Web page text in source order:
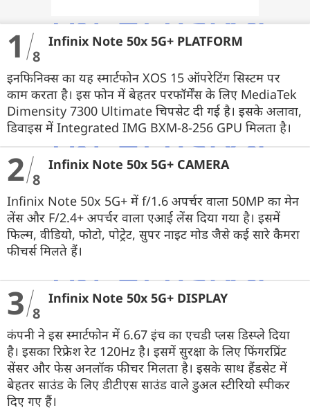
1 8
Infinix Note 50x 5G+ PLATFORM
इनफिनिक्स का यह स्मार्टफोन XOS 15 ऑपरेटिंग सिस्टम पर
काम करता है। इस फोन में बेहतर परफॉर्मेंस के लिए MediaTek
Dimensity 7300 Ultimate चिपसेट दी गई है। इसके अलावा,
डिवाइस में Integrated IMG BXM-8-256 GPU मिलता है।
2 8
Infinix Note 50x 5G+ CAMERA
Infinix Note 50x 5G+ में f/1.6 अपर्चर वाला 50MP का मेन
लेंस और F/2.4+ अपर्चर वाला एआई लेंस दिया गया है। इसमें
फिल्म, वीडियो, फोटो, पोट्रेट, सुपर नाइट मोड जैसे कई सारे कैमरा
फीचर्स मिलते हैं।
3 8
Infinix Note 50x 5G+ DISPLAY
कंपनी ने इस स्मार्टफोन में 6.67 इंच का एचडी प्लस डिस्प्ले दिया
है। इसका रिफ्रेश रेट 120Hz है। इसमें सुरक्षा के लिए फिंगरप्रिंट
सेंसर और फेस अनलॉक फीचर मिलता है। इसके साथ हैंडसेट में
बेहतर साउंड के लिए डीटीएस साउंड वाले डुअल स्टीरियो स्पीकर
दिए गए हैं।